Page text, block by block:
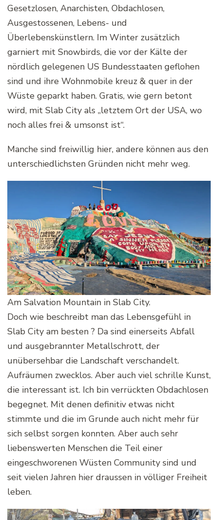
Gesetzlosen, Anarchisten, Obdachlosen,
Ausgestossenen, Lebens- und
Überlebenskünstlern. Im Winter zusätzlich
garniert mit Snowbirds, die vor der Kälte der
nördlich gelegenen US Bundesstaaten geflohen
sind und ihre Wohnmobile kreuz & quer in der
Wüste geparkt haben. Gratis, wie gern betont
wird, mit Slab City als „letztem Ort der USA, wo
noch alles frei & umsonst ist“.
Manche sind freiwillig hier, andere können aus den
unterschiedlichsten Gründen nicht mehr weg.
Am Salvation Mountain in Slab City.
Doch wie beschreibt man das Lebensgefühl in
Slab City am besten ? Da sind einerseits Abfall
und ausgebrannter Metallschrott, der
unübersehbar die Landschaft verschandelt.
Aufräumen zwecklos. Aber auch viel schrille Kunst,
die interessant ist. Ich bin verrückten Obdachlosen
begegnet. Mit denen definitiv etwas nicht
stimmte und die im Grunde auch nicht mehr für
sich selbst sorgen konnten. Aber auch sehr
liebenswerten Menschen die Teil einer
eingeschworenen Wüsten Community sind und
seit vielen Jahren hier draussen in völliger Freiheit
leben.